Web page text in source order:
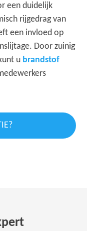
een duidelijk
rijgedrag van
een invloed op
Door zuinig
u brandstof